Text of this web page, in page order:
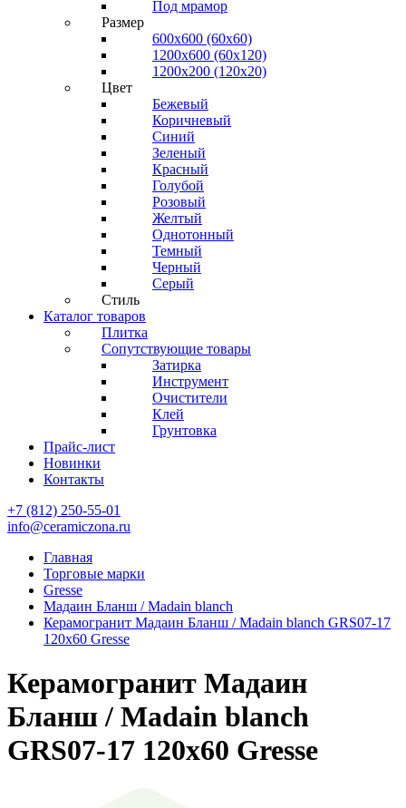
Под мрамор
Размер
600х600 (60х60)
1200х600 (60х120)
1200х200 (120x20)
Цвет
Бежевый
Коричневый
Синий
Зеленый
Красный
Голубой
Розовый
Желтый
Однотонный
Темный
Черный
Серый
Стиль
Каталог товаров
Плитка
Сопутствующие товары
Затирка
Инструмент
Очистители
Клей
Грунтовка
Прайс-лист
Новинки
Контакты
+7 (812) 250-55-01
info@ceramiczona.ru
Главная
Торговые марки
Gresse
Мадаин Бланш / Madain blanch
Керамогранит Мадаин Бланш / Madain blanch GRS07-17
120х60 Gresse
Керамогранит Мадаин
Бланш / Madain blanch
GRS07-17 120х60 Gresse